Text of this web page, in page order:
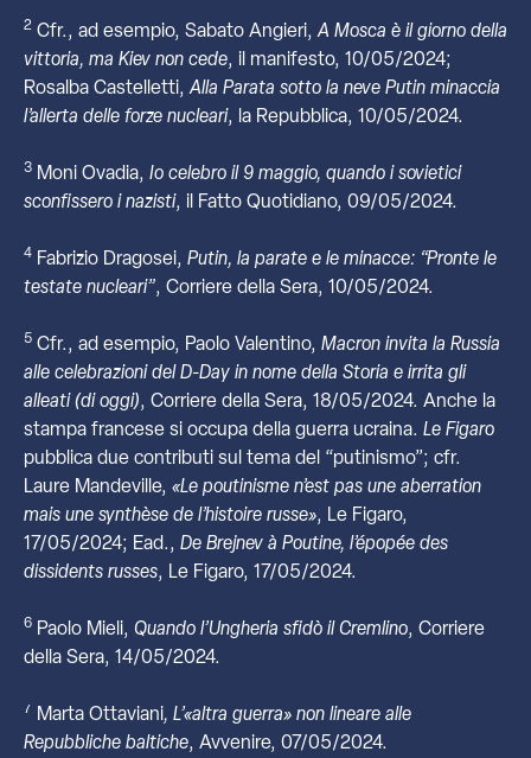
2 Cfr., ad esempio, Sabato Angieri,A Mosca è il giorno della
vittoria, ma Kiev non cede, il manifesto, 10/05/2024;
Rosalba Castelletti,Alla Parata sotto la neve Putin minaccia
l’allerta delle forze nucleari, la Repubblica, 10/05/2024.
3 Moni Ovadia, Io celebro il 9 maggio, quando i sovietici
sconfissero i nazisti, il Fatto Quotidiano, 09/05/2024.
4 Fabrizio Dragosei, Putin, la parate e le minacce: “Pronte le
testate nucleari”, Corriere della Sera, 10/05/2024.
5 Cfr., ad esempio, Paolo Valentino, Macron invita la Russia
alle celebrazioni del D-Day in nome della Storia e irrita gli
alleati (di oggi), Corriere della Sera, 18/05/2024. Anche la
stampa francese si occupa della guerra ucraina. Le Figaro
pubblica due contributi sul tema del “putinismo”; cfr.
Laure Mandeville, «Le poutinisme n’est pas une aberration
mais une synthèse de l’histoire russe», Le Figaro,
17/05/2024; Ead., De Brejnev à Poutine, l’épopée des
dissidents russes, Le Figaro, 17/05/2024.
6 Paolo Mieli, Quando l’Ungheria sfidò il Cremlino, Corriere
della Sera, 14/05/2024.
7 Marta Ottaviani, L’«altra guerra» non lineare alle
Repubbliche baltiche, Avvenire, 07/05/2024.